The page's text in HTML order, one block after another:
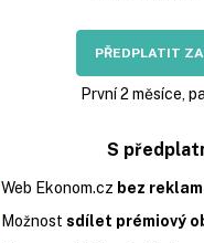
PŘEDPLATIT
První 2 měsíce,
S
Web Ekonom.cz bez reklam
Možnost sdílet prémiový